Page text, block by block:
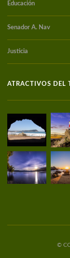
Educación
Senador A. Nav
Justicia
ATRACTIVOS DEL
©